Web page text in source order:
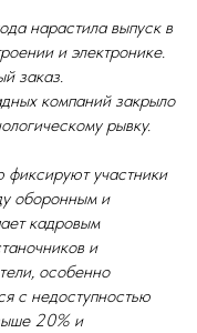
нарастила выпуск в
и электронике.
заказ.
компаний закрыло
рывку.
фиксируют участники
оборонным и
кадровым
и
особенно
с недоступностью
20% и